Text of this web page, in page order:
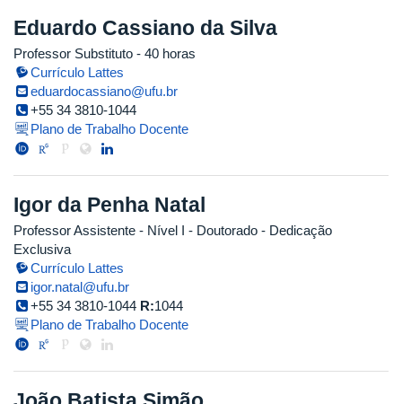
Eduardo Cassiano da Silva
Professor Substituto - 40 horas
Currículo Lattes
eduardocassiano@ufu.br
+55 34 3810-1044
Plano de Trabalho Docente
Igor da Penha Natal
Professor Assistente - Nível I - Doutorado - Dedicação
Exclusiva
Currículo Lattes
igor.natal@ufu.br
+55 34 3810-1044 R:1044
Plano de Trabalho Docente